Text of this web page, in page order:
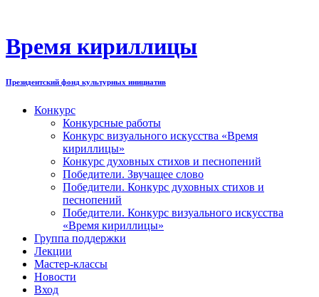
содержимому
Время кириллицы
Президентский фонд культурных инициатив
Конкурс
Конкурсные работы
Конкурс визуального искусства «Время
кириллицы»
Конкурс духовных стихов и песнопений
Победители. Звучащее слово
Победители. Конкурс духовных стихов и
песнопений
Победители. Конкурс визуального искусства
«Время кириллицы»
Группа поддержки
Лекции
Мастер-классы
Новости
Вход